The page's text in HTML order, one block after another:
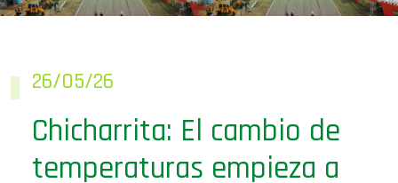
temperaturas empieza a